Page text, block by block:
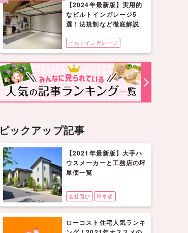
【2024年最新版】実用的
なビルトインガレージ5
選！法規制など徹底解説
ビルトインガレージ
ピックアップ記事
【2021年最新版】大手ハ
ウスメーカーと工務店の坪
単価一覧
会社選び 坪単価
ローコスト住宅人気ランキ